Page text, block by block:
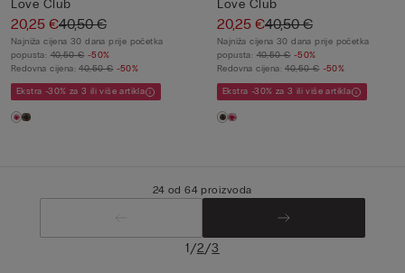
Love Club
20,25 €40,50 €
Najniža cijena 30 dana prije početka
popusta:40,50 € -50%
Redovna cijena:40,50 € -50%
Ekstra -30% za 3 ili više artikla
Love Club
20,25 €40,50 €
Najniža cijena 30 dana prije početka
popusta:40,50 € -50%
Redovna cijena:40,50 € -50%
Ekstra -30% za 3 ili više artikla
24 od 64 proizvoda
1/2/3